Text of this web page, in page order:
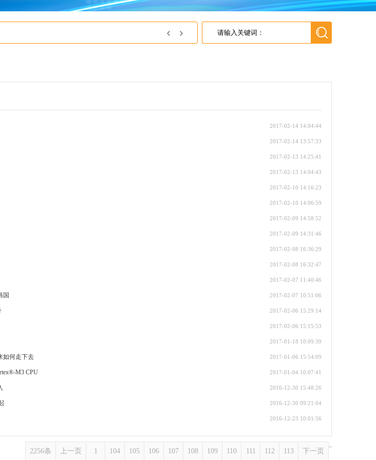
英尚微电子获得上海灵动微电子 2018年最佳代理商
2017-02-14 14:04:44
2017-02-14 13:57:33
2017-02-13 14:25:41
2017-02-13 14:04:43
2017-02-10 14:16:23
2017-02-10 14:06:59
2017-02-09 14:58:52
2017-02-09 14:31:46
2017-02-08 16:36:29
2017-02-08 16:32:47
2017-02-07 11:40:46
国 2017-02-07 10:51:06
2017-02-06 15:29:14
2017-02-06 15:15:53
2017-01-18 10:09:39
如何走下去 2017-01-06 15:54:09
M3 CPU 2017-01-04 10:07:41
2016-12-30 15:48:26
2016-12-30 09:21:04
2016-12-23 10:01:56
2256条 上一页 1
..
104 105 106 107 108 109 110 111 112 113 下一页